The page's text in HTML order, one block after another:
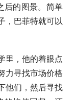
后的图景。简单
， 巴菲特就可以
里，他的着眼点
力寻找市场价格
他们，然后寻找